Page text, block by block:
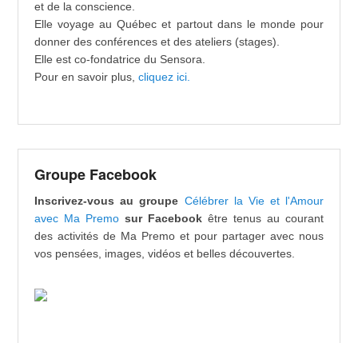
et de la conscience.
Elle voyage au Québec et partout dans le monde pour
donner des conférences et des ateliers (stages).
Elle est co-fondatrice du Sensora.
Pour en savoir plus,cliquez ici.
Groupe Facebook
Inscrivez-vous au groupe Célébrer la Vie et l'Amour
avec Ma Premo sur Facebook être tenus au courant
des activités de Ma Premo et pour partager avec nous
vos pensées, images, vidéos et belles découvertes.